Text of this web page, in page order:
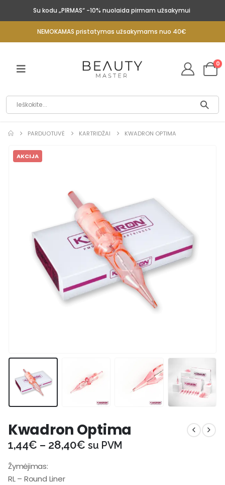
Su kodu „PIRMAS“ -10% nuolaida pirmam užsakymui
NEMOKAMAS pristatymas užsakymams nuo 40€
0
PARDUOTUVĖ KARTRIDŽAI KWADRON OPTIMA
AKCIJA
Kwadron Optima
1,44€ – 28,40€ su PVM
Žymėjimas:
RL – Round Liner